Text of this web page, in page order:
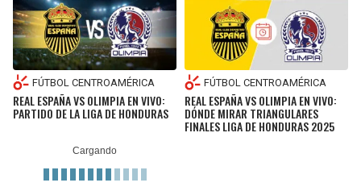
FÚTBOL CENTROAMÉRICA
REAL ESPAÑA VS OLIMPIA EN VIVO:
PARTIDO DE LA LIGA DE HONDURAS
FÚTBOL CENTROAMÉRICA
REAL ESPAÑA VS OLIMPIA EN VIVO:
DÓNDE MIRAR TRIANGULARES
FINALES LIGA DE HONDURAS 2025